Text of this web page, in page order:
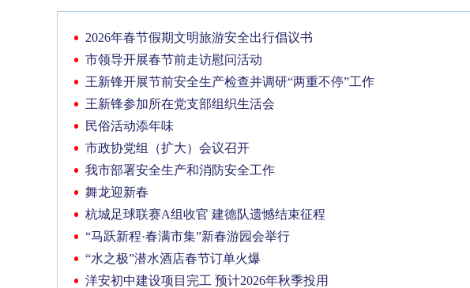
2026年春节假期文明旅游安全出行倡议书
市领导开展春节前走访慰问活动
王新锋开展节前安全生产检查并调研“两重不停”工作
王新锋参加所在党支部组织生活会
民俗活动添年味
市政协党组（扩大）会议召开
我市部署安全生产和消防安全工作
舞龙迎新春
杭城足球联赛A组收官 建德队遗憾结束征程
“马跃新程·春满市集”新春游园会举行
“水之极”潜水酒店春节订单火爆
洋安初中建设项目完工 预计2026年秋季投用